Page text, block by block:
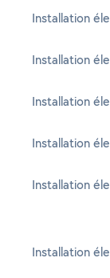
Installation
Installation
Installation
Installation
Installation
Installation